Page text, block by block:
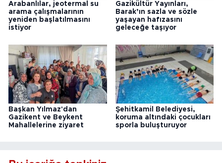
Arabanlılar, jeotermal su
arama çalışmalarının
yeniden başlatılmasını
istiyor
Gazikültür Yayınları,
Barak’ın sazla ve sözle
yaşayan hafızasını
geleceğe taşıyor
Başkan Yılmaz'dan
Gazikent ve Beykent
Mahallelerine ziyaret
Şehitkamil Belediyesi,
koruma altındaki çocukları
sporla buluşturuyor